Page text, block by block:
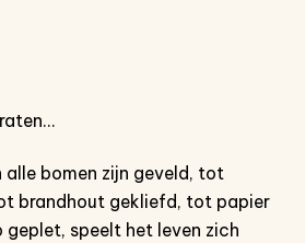
alle bomen zijn geveld, tot
brandhout gekliefd, tot papier
speelt het leven zich